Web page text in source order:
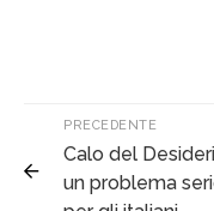
PRECEDENTE
Calo del
un problema